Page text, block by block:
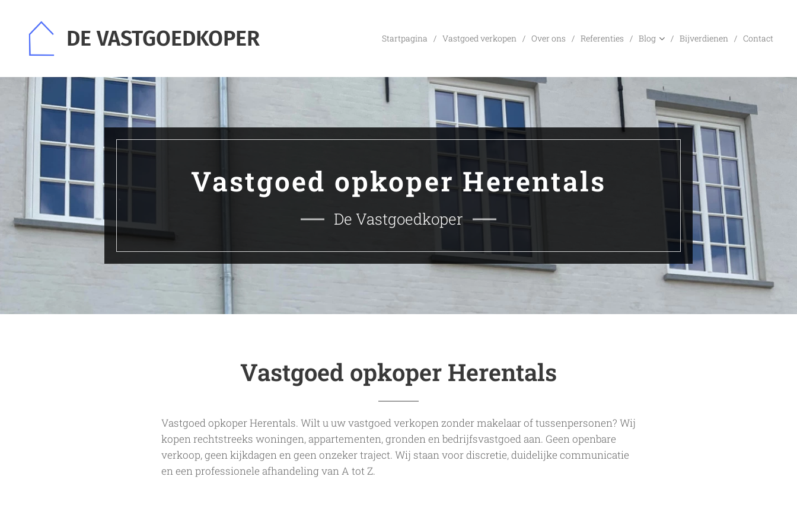
DE VASTGOEDKOPER Startpagina Vastgoed verkopen Over ons Referenties Blog Bijverdienen Contact
Vastgoed opkoper Herentals
De Vastgoedkoper
Vastgoed opkoper Herentals
Vastgoed opkoper Herentals. Wilt u uw vastgoed verkopen zonder makelaar of tussenpersonen? Wij
kopen rechtstreeks woningen, appartementen, gronden en bedrijfsvastgoed aan. Geen openbare
verkoop, geen kijkdagen en geen onzeker traject. Wij staan voor discretie, duidelijke communicatie
en een professionele afhandeling van A tot Z.